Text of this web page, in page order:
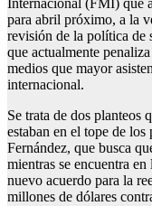
Internacional (FMI) que
para abril próximo, a la
revisión de la política de
que actualmente
medios que mayor
internacional.
Se trata de dos planteos
estaban en el tope de
Fernández, que busca
mientras se encuentra
nuevo acuerdo para la
millones de dólares